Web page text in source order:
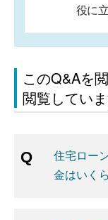
役に
このQ&Aを
閲覧してい
住宅ロー
金はいく